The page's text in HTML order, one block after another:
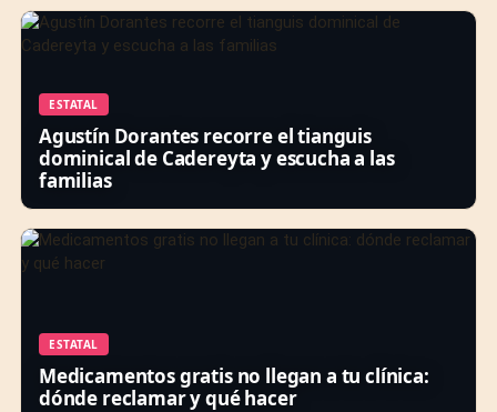
ESTATAL
Agustín Dorantes recorre el tianguis
dominical de Cadereyta y escucha a las
familias
ESTATAL
Medicamentos gratis no llegan a tu clínica:
dónde reclamar y qué hacer